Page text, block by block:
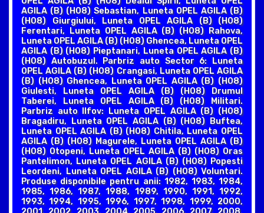
AGILA (B) (H08) Sebastian, Luneta OPEL AGILA (B)
(H08) Giurgiului, Luneta OPEL AGILA (B) (H08)
Ferentari, Luneta OPEL AGILA (B) (H08) Rahova,
Luneta OPEL AGILA (B) (H08) Ghencea, Luneta OPEL
AGILA (B) (H08) Pieptanari, Luneta OPEL AGILA (B)
(H08) Autobuzul. Parbriz auto Sector 6: Luneta
OPEL AGILA (B) (H08) Crangasi, Luneta OPEL AGILA
(B) (H08) Ghencea, Luneta OPEL AGILA (B) (H08)
Giulesti, Luneta OPEL AGILA (B) (H08) Drumul
Taberei, Luneta OPEL AGILA (B) (H08) Militari.
Parbriz auto Ilfov: Luneta OPEL AGILA (B) (H08)
Bragadiru, Luneta OPEL AGILA (B) (H08) Buftea,
Luneta OPEL AGILA (B) (H08) Chitila, Luneta OPEL
AGILA (B) (H08) Magurele, Luneta OPEL AGILA (B)
(H08) Otopeni, Luneta OPEL AGILA (B) (H08) Oras
Pantelimon, Luneta OPEL AGILA (B) (H08) Popesti
Leordeni, Luneta OPEL AGILA (B) (H08) Voluntari.
Produse disponibile pentru anii: 1982, 1983, 1984,
1985, 1986, 1987, 1988, 1989, 1990, 1991, 1992,
1993, 1994, 1995, 1996, 1997, 1998, 1999, 2000,